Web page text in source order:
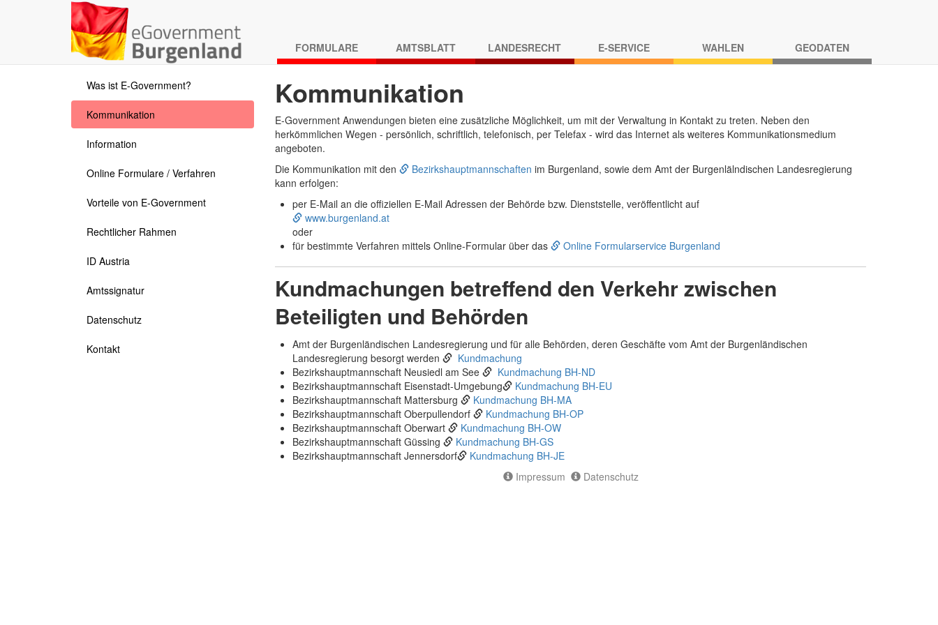
FORMULARE AMTSBLATT LANDESRECHT E-SERVICE WAHLEN GEODATEN
Was ist E-Government?
Kommunikation
Information
Online Formulare / Verfahren
Vorteile von E-Government
Rechtlicher Rahmen
ID Austria
Amtssignatur
Datenschutz
Kontakt
Kommunikation
E-Government Anwendungen bieten eine zusätzliche Möglichkeit, um mit der Verwaltung in Kontakt zu treten. Neben den
herkömmlichen Wegen - persönlich, schriftlich, telefonisch, per Telefax - wird das Internet als weiteres Kommunikationsmedium
angeboten.
Die Kommunikation mit den
Bezirkshauptmannschaften im Burgenland, sowie dem Amt der Burgenlälndischen Landesregierung
kann erfolgen:
per E-Mail an die offiziellen E-Mail Adressen der Behörde bzw. Dienststelle, veröffentlicht auf
www.burgenland.at
oder
für bestimmte Verfahren mittels Online-Formular über das
Online Formularservice Burgenland
Kundmachungen betreffend den Verkehr zwischen
Beteiligten und Behörden
Amt der Burgenländischen Landesregierung und für alle Behörden, deren Geschäfte vom Amt der Burgenländischen
Landesregierung besorgt werden
Kundmachung
Bezirkshauptmannschaft Neusiedl am See
Kundmachung BH-ND
Bezirkshauptmannschaft Eisenstadt-Umgebung
Kundmachung BH-EU
Bezirkshauptmannschaft Mattersburg
Kundmachung BH-MA
Bezirkshauptmannschaft Oberpullendorf
Kundmachung BH-OP
Bezirkshauptmannschaft Oberwart
Kundmachung BH-OW
Bezirkshauptmannschaft Güssing
Kundmachung BH-GS
Bezirkshauptmannschaft Jennersdorf
Kundmachung BH-JE
Impressum
Datenschutz